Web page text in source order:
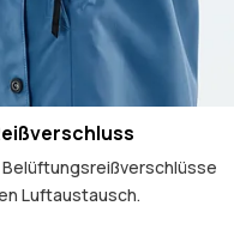
Luftaustausch.